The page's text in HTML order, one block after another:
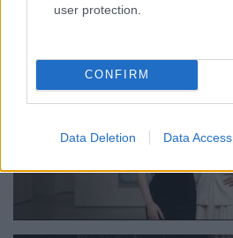
user protection.
CONFIRM
Data Deletion Data Access